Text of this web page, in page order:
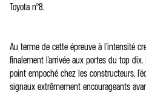
Toyota n°8.
Au terme de cette épreuve à l'intensité
finalement l'arrivée aux portes du top
point empoché chez les constructeurs,
signaux extrêmement encourageants